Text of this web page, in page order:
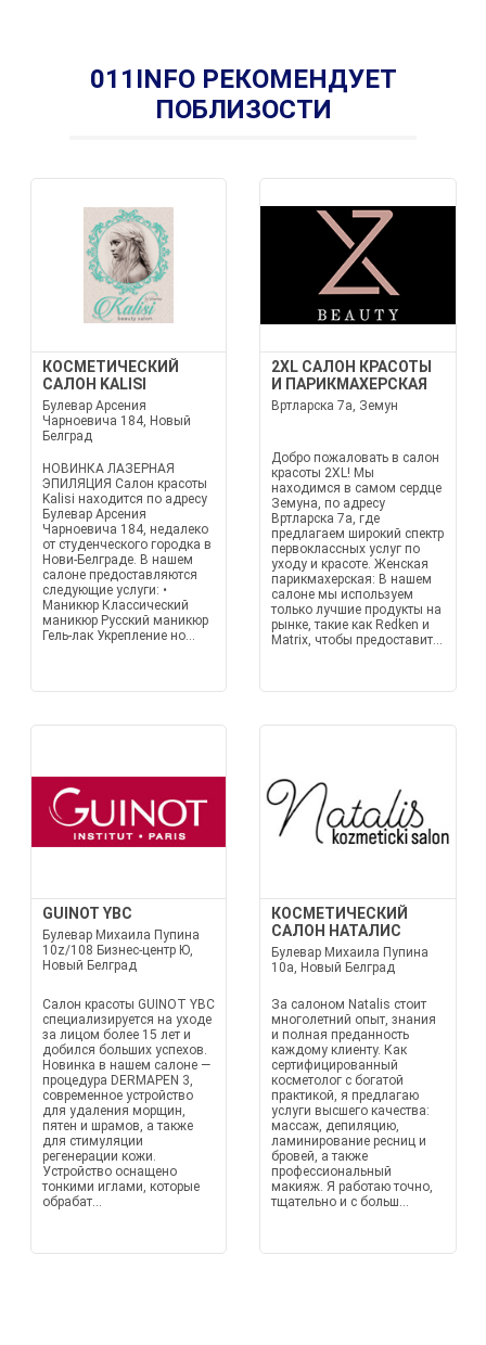
011INFO РЕКОМЕНДУЕТ
ПОБЛИЗОСТИ
КОСМЕТИЧЕСКИЙ
САЛОН KALISI
Булевар Арсения
Чарноевича 184, Новый
Белград
НОВИНКА ЛАЗЕРНАЯ
ЭПИЛЯЦИЯ Салон красоты
Kalisi находится по адресу
Булевар Арсения
Чарноевича 184, недалеко
от студенческого городка в
Нови-Белграде. В нашем
салоне предоставляются
следующие услуги: •
Маникюр Классический
маникюр Русский маникюр
Гель-лак Укрепление но...
2XL САЛОН КРАСОТЫ
И ПАРИКМАХЕРСКАЯ
Вртларска 7a, Земун
Добро пожаловать в салон
красоты 2XL! Мы
находимся в самом сердце
Земуна, по адресу
Вртларска 7a, где
предлагаем широкий спектр
первоклассных услуг по
уходу и красоте. Женская
парикмахерская: В нашем
салоне мы используем
только лучшие продукты на
рынке, такие как Redken и
Matrix, чтобы предоставит...
GUINOT YBC
Булевар Михаила Пупина
10z/108 Бизнес-центр Ю,
Новый Белград
Салон красоты GUINOT YBC
специализируется на уходе
за лицом более 15 лет и
добился больших успехов.
Новинка в нашем салоне —
процедура DERMAPEN 3,
современное устройство
для удаления морщин,
пятен и шрамов, а также
для стимуляции
регенерации кожи.
Устройство оснащено
тонкими иглами, которые
обрабат...
КОСМЕТИЧЕСКИЙ
САЛОН НАТАЛИС
Булевар Михаила Пупина
10а, Новый Белград
За салоном Natalis стоит
многолетний опыт, знания
и полная преданность
каждому клиенту. Как
сертифицированный
косметолог с богатой
практикой, я предлагаю
услуги высшего качества:
массаж, депиляцию,
ламинирование ресниц и
бровей, а также
профессиональный
макияж. Я работаю точно,
тщательно и с больш...